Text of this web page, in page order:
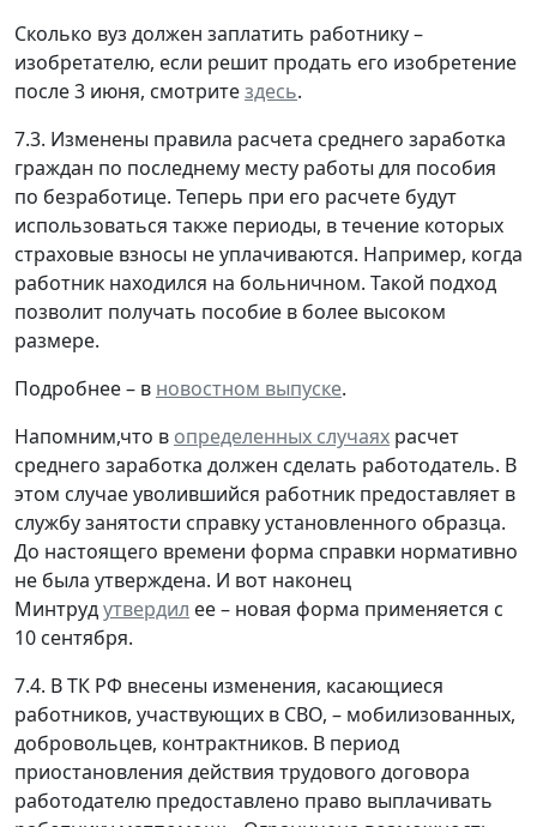
Сколько вуз должен заплатить работнику –
изобретателю, если решит продать его изобретение
после 3 июня, смотритездесь.
7.3. Изменены правила расчета среднего заработка
граждан по последнему месту работы для пособия
по безработице. Теперь при его расчете будут
использоваться также периоды, в течение которых
страховые взносы не уплачиваются. Например, когда
работник находился на больничном. Такой подход
позволит получать пособие в более высоком
размере.
Подробнее – в новостном выпуске.
Напомним,что в определенных случаях расчет
среднего заработка должен сделать работодатель. В
этом случае уволившийся работник предоставляет в
службу занятости справку установленного образца.
До настоящего времени форма справки нормативно
не была утверждена. И вот наконец
Минтрудутвердил ее – новая форма применяется с
10 сентября.
7.4. В ТК РФ внесены изменения, касающиеся
работников, участвующих в СВО, – мобилизованных,
добровольцев, контрактников. В период
приостановления действия трудового договора
работодателю предоставлено право выплачивать